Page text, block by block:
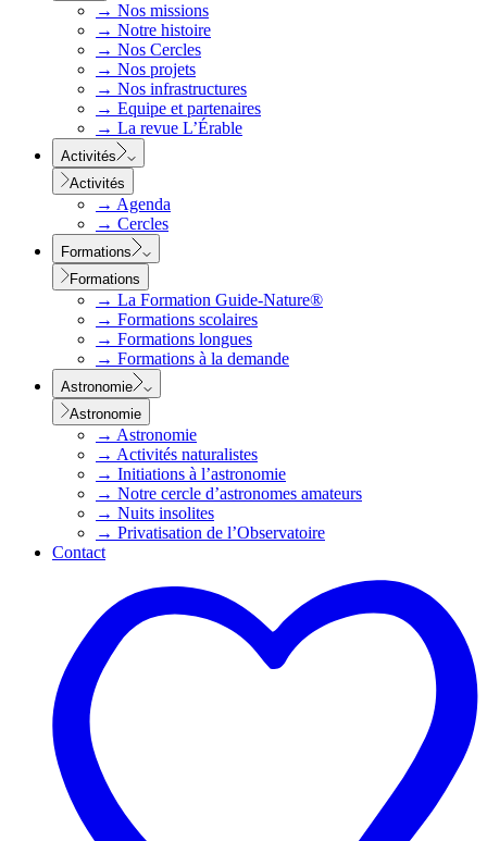
→ Nos missions
→ Notre histoire
→ Nos Cercles
→ Nos projets
→ Nos infrastructures
→ Equipe et partenaires
→ La revue L’Érable
Activités
Activités
→ Agenda
→ Cercles
Formations
Formations
→ La Formation Guide-Nature®
→ Formations scolaires
→ Formations longues
→ Formations à la demande
Astronomie
Astronomie
→ Astronomie
→ Activités naturalistes
→ Initiations à l’astronomie
→ Notre cercle d’astronomes amateurs
→ Nuits insolites
→ Privatisation de l’Observatoire
Contact